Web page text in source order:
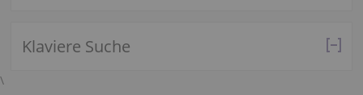
Klaviere Suche
\